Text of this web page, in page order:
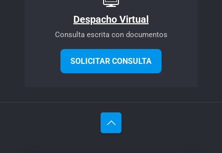
Despacho Virtual
Consulta escrita con documentos
SOLICITAR CONSULTA